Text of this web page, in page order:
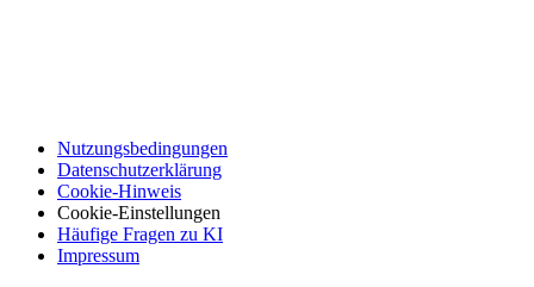
Nutzungsbedingungen
Datenschutzerklärung
Cookie-Hinweis
Cookie-Einstellungen
Häufige Fragen zu KI
Impressum